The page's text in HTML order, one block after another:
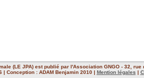
(LE JPA) est publié par l'Association GNGO - 32, rue
Conception : ADAM Benjamin 2010 | Mention légales |